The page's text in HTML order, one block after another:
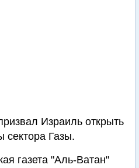
Израиль открыть
сектора Газы.
газета "Аль-Ватан"